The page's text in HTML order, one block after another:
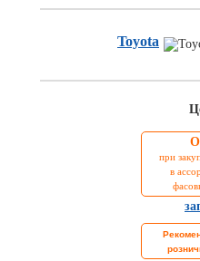
Торговое
Toyota
при
в